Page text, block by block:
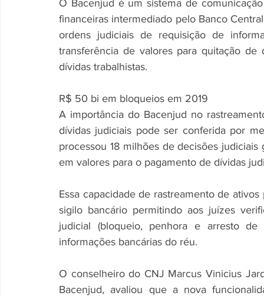
O Bacenjud é um sistema de
financeiras intermediado pelo Banco
ordens judiciais de requisição de
transferência de valores para quitação de
dívidas trabalhistas.
R$ 50 bi em bloqueios em 2019
A importância do Bacenjud no
dívidas judiciais pode ser conferida por
processou 18 milhões de decisões
em valores para o pagamento de dívidas
Essa capacidade de rastreamento de
sigilo bancário permitindo aos juízes
judicial (bloqueio, penhora e arresto
informações bancárias do réu.
O conselheiro do CNJ Marcus Vinicius
Bacenjud, avaliou que a nova